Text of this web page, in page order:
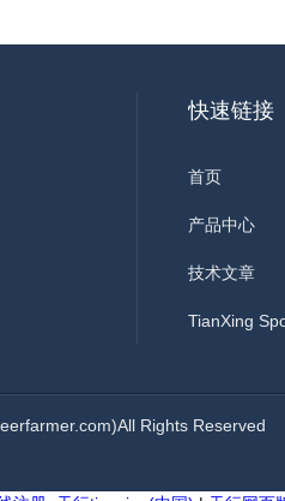
快速链接
首页
产品中心
技术文章
TianXing
Rights Reserved